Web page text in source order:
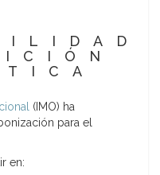
(IMO) ha
para el
en: